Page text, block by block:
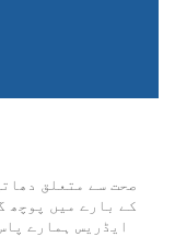
صحت سے متعلق
کے بارے میں پوچھ